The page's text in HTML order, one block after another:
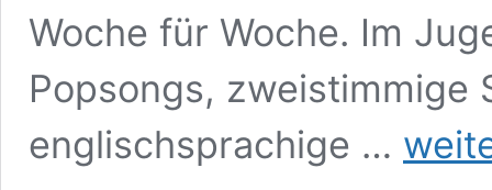
Woche für Woche. Im
Popsongs, zweistimmige
englischsprachige …
Jugendchor